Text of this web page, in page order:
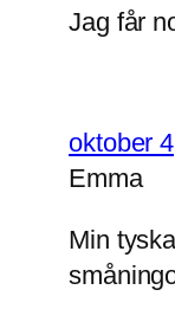
Jag får
oktober
Emma
Min